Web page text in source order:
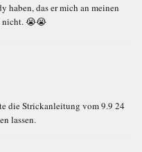
haben, das er mich an meinen
nicht. 😭😭
die Strickanleitung vom 9.9 24
lassen.